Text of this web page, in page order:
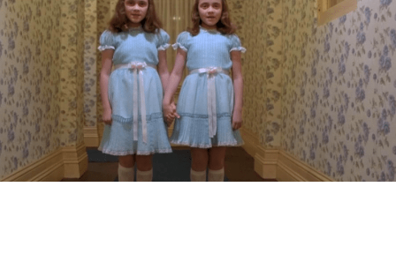
Seriály
Hry
Cool Esport
Pořady